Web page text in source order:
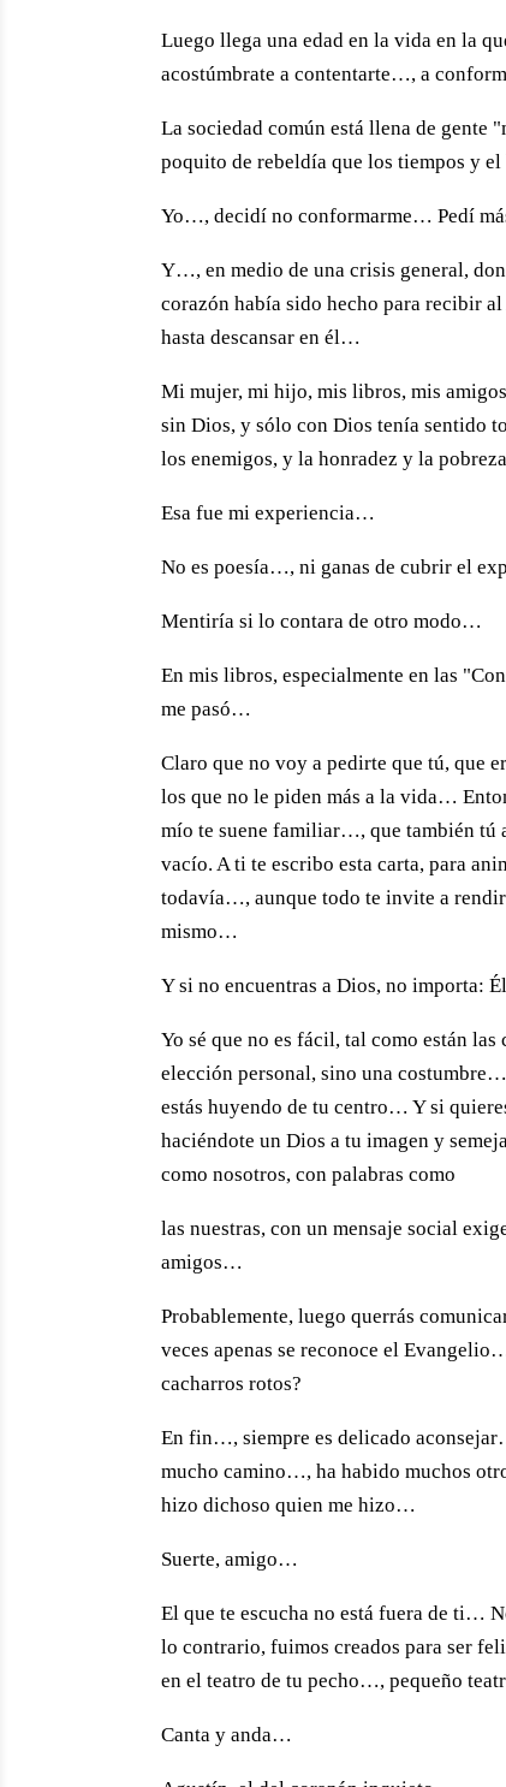
Luego llega una edad en la vida en la
acostúmbrate a contentarte…, a
La sociedad común está llena de gente
poquito de rebeldía que los tiempos y
Yo…, decidí no conformarme… Pedí
Y…, en medio de una crisis general,
corazón había sido hecho para recibir
hasta descansar en él…
Mi mujer, mi hijo, mis libros, mis
sin Dios, y sólo con Dios tenía sentido
los enemigos, y la honradez y la
Esa fue mi experiencia…
No es poesía…, ni ganas de cubrir el
Mentiría si lo contara de otro modo…
En mis libros, especialmente en las
me pasó…
Claro que no voy a pedirte que tú, que
los que no le piden más a la vida…
mío te suene familiar…, que también tú
vacío. A ti te escribo esta carta, para
todavía…, aunque todo te invite a
mismo…
Y si no encuentras a Dios, no importa:
Yo sé que no es fácil, tal como están
elección personal, sino una
estás huyendo de tu centro… Y si
haciéndote un Dios a tu imagen y
como nosotros, con palabras como
las nuestras, con un mensaje social
amigos…
Probablemente, luego querrás
veces apenas se reconoce el
cacharros rotos?
En fin…, siempre es delicado
mucho camino…, ha habido muchos
hizo dichoso quien me hizo…
Suerte, amigo…
El que te escucha no está fuera de ti…
lo contrario, fuimos creados para ser
en el teatro de tu pecho…, pequeño
Canta y anda…